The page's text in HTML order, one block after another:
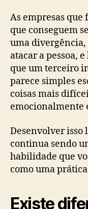
As empresas que
que conseguem
uma
atacar a pessoa,
que um terceiro
parece simples
coisas mais
emocionalmente
Desenvolver isso
continua sendo
habilidade que
como uma
Existe